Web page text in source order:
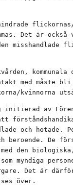
Det är
misshandlade
kommunala
med måste
kvinnorna
initierad av
och hotade.
De
den
myndiga
Det är
över.